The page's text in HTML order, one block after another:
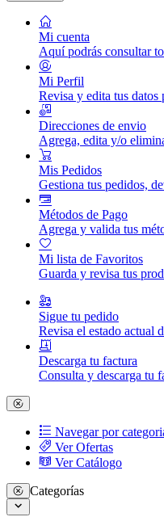
Mi cuenta
Aquí podrás consultar
Mi Perfil
Revisa y edita tus datos
Direcciones de envio
Agrega, edita y/o
Mis Pedidos
Gestiona tus pedidos,
Métodos de Pago
Agrega y valida tus
Mi lista de Favoritos
Guarda y revisa tus
Sigue tu pedido
Revisa el estado actual
Descarga tu factura
Consulta y descarga tu
Navegar por
Ver Ofertas
Ver Catálogo
Categorías